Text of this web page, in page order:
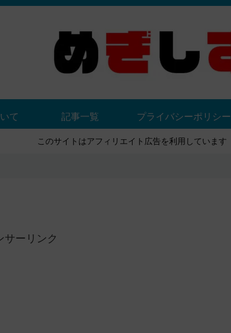
て 記事一覧 プライバシーポリシー
このサイトはアフィリエイト広告を利用しています
サーリンク